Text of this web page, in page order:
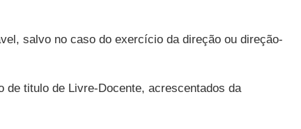
salvo no caso do exercício da direção ou direção-
titulo de Livre-Docente, acrescentados da